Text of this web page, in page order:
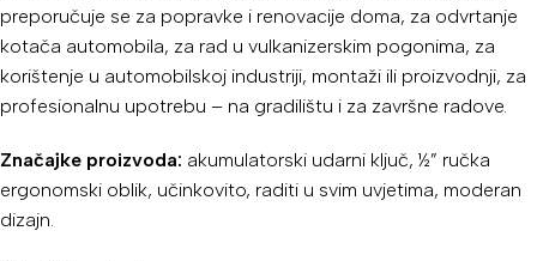
preporučuje se za popravke i renovacije doma, za odvrtanje
kotača automobila, za rad u vulkanizerskim pogonima, za
korištenje u automobilskoj industriji, montaži ili proizvodnji, za
profesionalnu upotrebu – na gradilištu i za završne radove.
Značajke proizvoda: akumulatorski udarni ključ, ½” ručka
ergonomski oblik, učinkovito, raditi u svim uvjetima, moderan
dizajn.